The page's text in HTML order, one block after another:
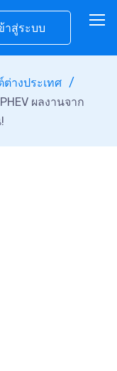
าสู่ระบบ
างประเทศ
ผลงานจาก